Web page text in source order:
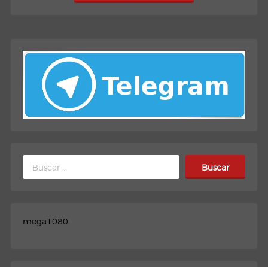
Buscar:
mega1080